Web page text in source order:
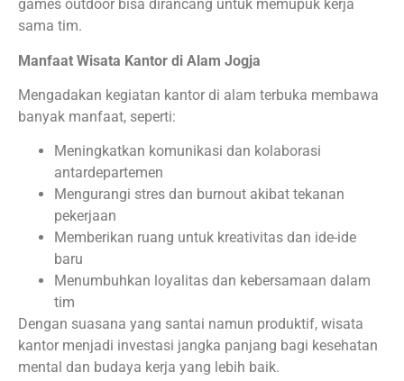
games outdoor bisa dirancang untuk memupuk kerja
sama tim.
Manfaat Wisata Kantor di Alam Jogja
Mengadakan kegiatan kantor di alam terbuka membawa
banyak manfaat, seperti:
Meningkatkan komunikasi dan kolaborasi
antardepartemen
Mengurangi stres dan burnout akibat tekanan
pekerjaan
Memberikan ruang untuk kreativitas dan ide-ide
baru
Menumbuhkan loyalitas dan kebersamaan dalam
tim
Dengan suasana yang santai namun produktif, wisata
kantor menjadi investasi jangka panjang bagi kesehatan
mental dan budaya kerja yang lebih baik.